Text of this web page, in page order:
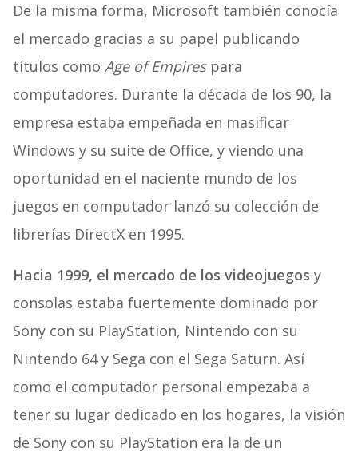
De la misma forma, Microsoft también conocía
el mercado gracias a su papel publicando
títulos como Age of Empires para
computadores. Durante la década de los 90, la
empresa estaba empeñada en masificar
Windows y su suite de Office, y viendo una
oportunidad en el naciente mundo de los
juegos en computador lanzó su colección de
librerías DirectX en 1995.
Hacia 1999, el mercado de los videojuegos y
consolas estaba fuertemente dominado por
Sony con su PlayStation, Nintendo con su
Nintendo 64 y Sega con el Sega Saturn. Así
como el computador personal empezaba a
tener su lugar dedicado en los hogares, la visión
de Sony con su PlayStation era la de un